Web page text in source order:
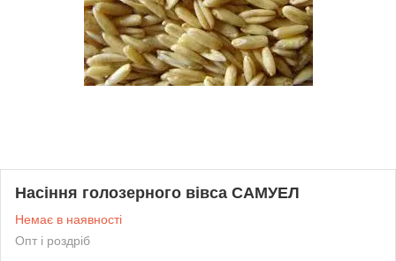
Насіння голозерного вівса САМУЕЛ
Немає в наявності
Опт і роздріб